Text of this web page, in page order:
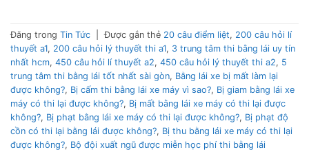
Đăng trong Tin Tức Được gắn thẻ 20 câu điểm liệt, 200 câu hỏi lí
thuyết a1, 200 câu hỏi lý thuyết thi a1, 3 trung tâm thi bằng lái uy tín
nhất hcm, 450 câu hỏi lí thuyết a2, 450 câu hỏi lý thuyết thi a2, 5
trung tâm thi bằng lái tốt nhất sài gòn, Bằng lái xe bị mất làm lại
được không?, Bị cấm thi bằng lái xe máy vì sao?, Bị giam bằng lái xe
máy có thi lại được không?, Bị mất bằng lái xe máy có thi lại được
không?, Bị phạt bằng lái xe máy có thi lại được không?, Bị phạt độ
cồn có thi lại bằng lái được không?, Bị thu bằng lái xe máy có thi lại
được không?, Bộ đội xuất ngũ được miễn học phí thi bằng lái